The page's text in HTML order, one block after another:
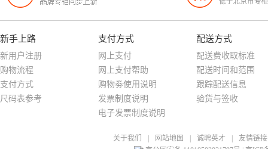
新手上路
新用户注册
购物流程
支付方式
尺码表参考
支付方式
网上支付
网上支付帮助
购物劵使用说明
发票制度说明
电子发票制度说明
配送方式
配送费收取标准
配送时间和范围
跟踪配送信息
验货与签收
关于我们 | 网站地图 | 诚聘英才 |
友情链接